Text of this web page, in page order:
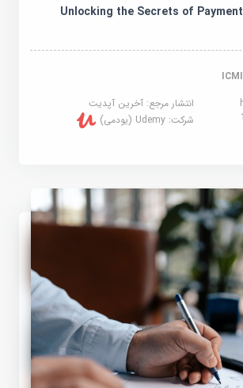
Unlocking the Secrets of
انتشار مرجع:آخرین آپدیت
شرکت:Udemy (یودمی)